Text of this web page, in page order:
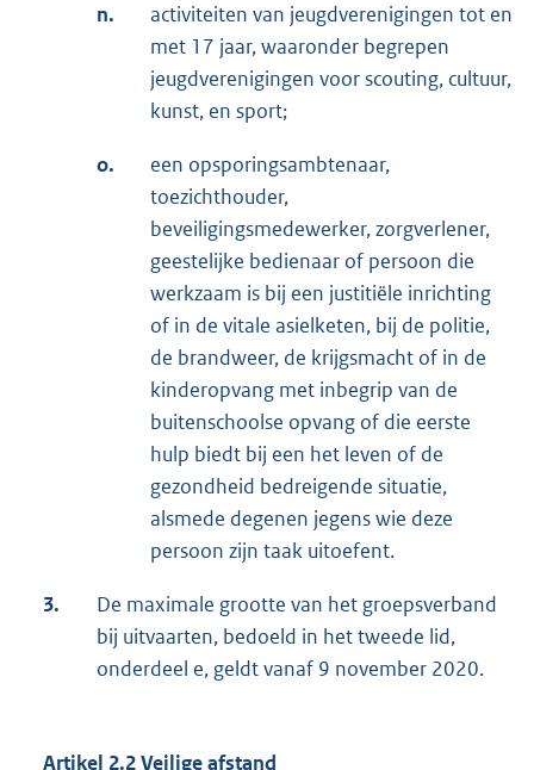
n.
activiteiten van jeugdverenigingen tot en
met 17 jaar, waaronder begrepen
jeugdverenigingen voor scouting, cultuur,
kunst, en sport;
o.
een opsporingsambtenaar,
toezichthouder,
beveiligingsmedewerker, zorgverlener,
geestelijke bedienaar of persoon die
werkzaam is bij een justitiële inrichting
of in de vitale asielketen, bij de politie,
de brandweer, de krijgsmacht of in de
kinderopvang met inbegrip van de
buitenschoolse opvang of die eerste
hulp biedt bij een het leven of de
gezondheid bedreigende situatie,
alsmede degenen jegens wie deze
persoon zijn taak uitoefent.
3.
De maximale grootte van het groepsverband
bij uitvaarten, bedoeld in het tweede lid,
onderdeel e, geldt vanaf 9 november 2020.
Artikel 2.2 Veilige afstand